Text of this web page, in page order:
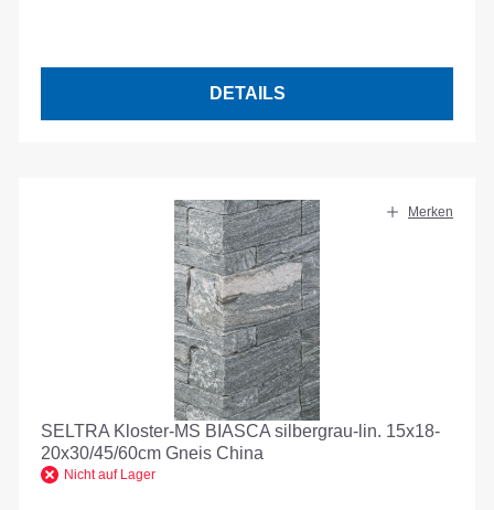
DETAILS
Merken
SELTRA Kloster-MS BIASCA silbergrau-lin. 15x18-
20x30/45/60cm Gneis China
Nicht auf Lager